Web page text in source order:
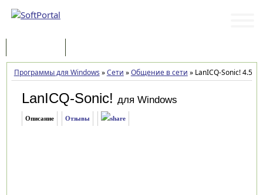
Программы для Windows »Сети »Общение в сети »LanICQ-Sonic! 4.5
LanICQ-Sonic! для Windows
Описание Отзывы